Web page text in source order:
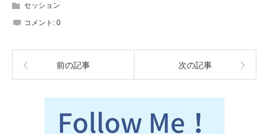
セッション
コメント: 0
前の記事 次の記事